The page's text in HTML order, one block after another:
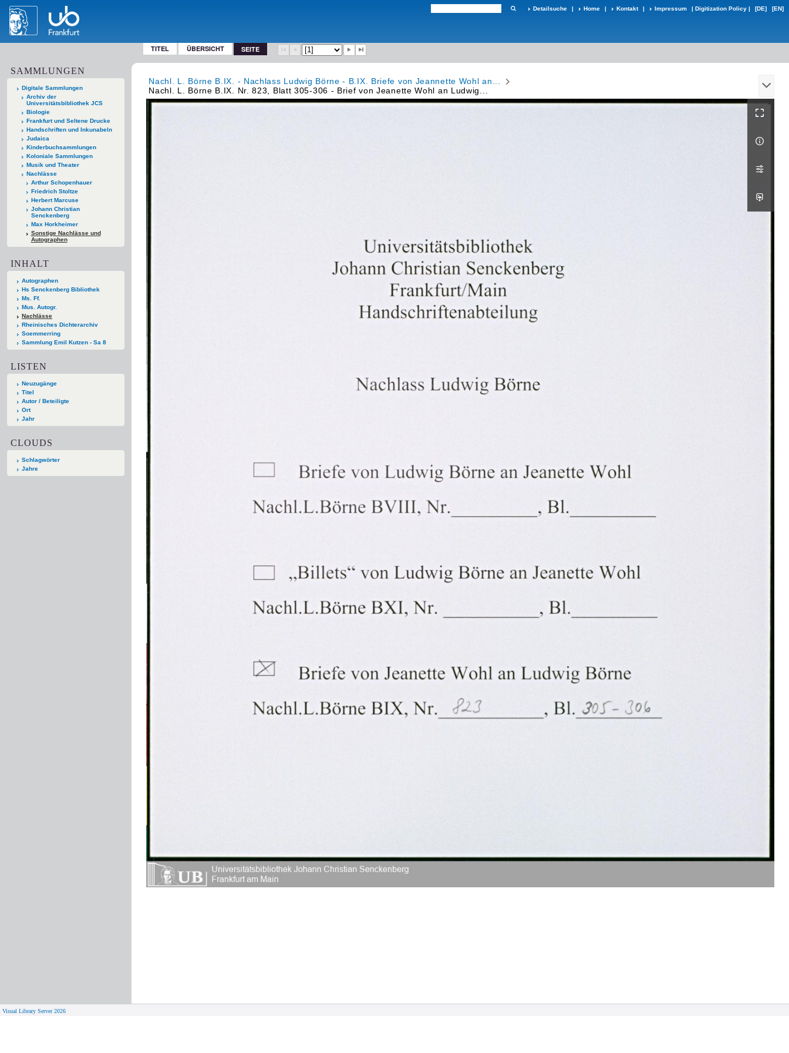
Detailsuche | Home | Kontakt | Impressum | Digitization Policy | [DE] [EN]
TITEL ÜBERSICHT SEITE
SAMMLUNGEN
Digitale Sammlungen
Archiv der
Universitätsbibliothek JCS
Biologie
Frankfurt und Seltene Drucke
Handschriften und Inkunabeln
Judaica
Kinderbuchsammlungen
Koloniale Sammlungen
Musik und Theater
Nachlässe
Arthur Schopenhauer
Friedrich Stoltze
Herbert Marcuse
Johann Christian
Senckenberg
Max Horkheimer
Sonstige Nachlässe und
Autographen
INHALT
Autographen
Hs Senckenberg Bibliothek
Ms. Ff.
Mus. Autogr.
Nachlässe
Rheinisches Dichterarchiv
Soemmerring
Sammlung Emil Kutzen - Sa 8
LISTEN
Neuzugänge
Titel
Autor / Beteiligte
Ort
Jahr
CLOUDS
Schlagwörter
Jahre
Nachl. L. Börne B.IX. - Nachlass Ludwig Börne - B.IX. Briefe von Jeannette Wohl an...
Nachl. L. Börne B.IX. Nr. 823, Blatt 305-306 - Brief von Jeanette Wohl an Ludwig...
Visual Library Server 2026